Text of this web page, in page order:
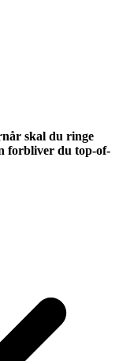
skal du ringe
forbliver du top-of-